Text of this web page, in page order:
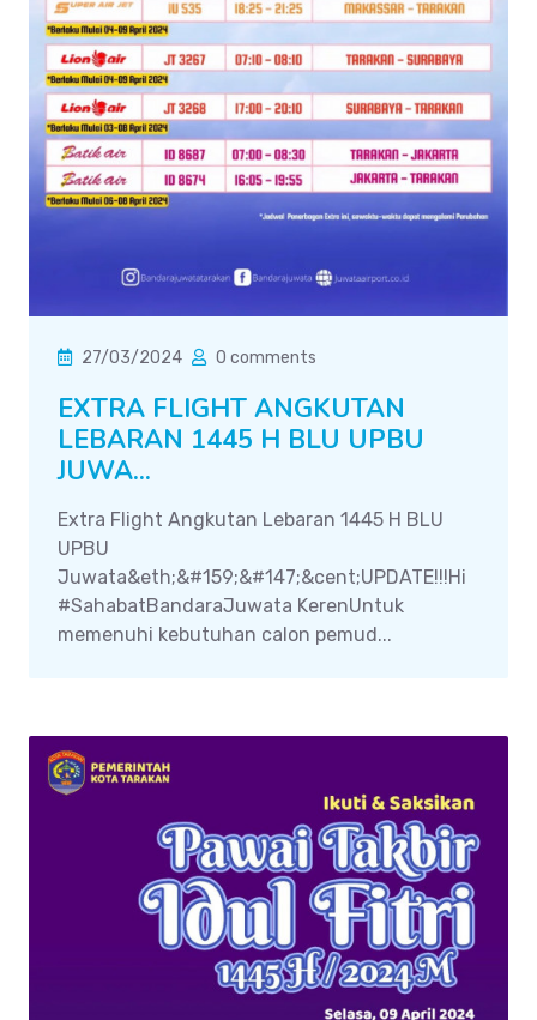
27/03/2024 0 comments
EXTRA FLIGHT ANGKUTAN
LEBARAN 1445 H BLU UPBU
JUWA...
Extra Flight Angkutan Lebaran 1445 H BLU
UPBU
Juwata&eth;&#159;&#147;&cent;UPDATE!!!Hi
#SahabatBandaraJuwata KerenUntuk
memenuhi kebutuhan calon pemud...